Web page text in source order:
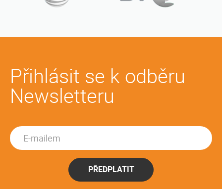
Přihlásit se k odběru
Newsletteru
PŘEDPLATIT